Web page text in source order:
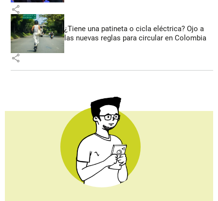
share
¿Tiene una patineta o cicla eléctrica? Ojo a
las nuevas reglas para circular en Colombia
share